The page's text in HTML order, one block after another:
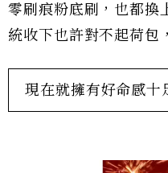
零刷痕粉底刷，也都換
統收下也許對不起荷包
現在就擁有好命感十